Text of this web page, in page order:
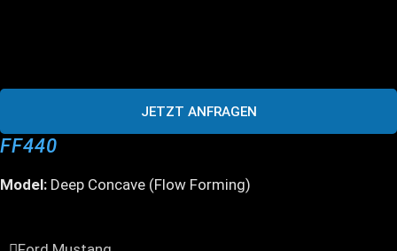
JETZT ANFRAGEN
FF440
Model: Deep Concave (Flow Forming)